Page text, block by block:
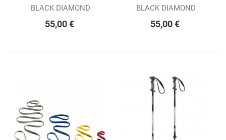
HALF DOME HELMET
BLACK DIAMOND
55,00 €
BAUDRIER
PRIMROSE...
BLACK DIAMOND
55,00 €